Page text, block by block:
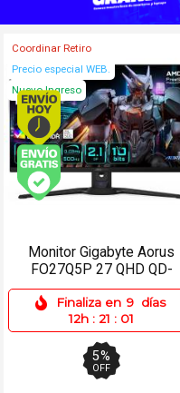
Coordinar Retiro
Precio especial WEB.
Nuevo Ingreso
Envío hoy.
Envío gratis (Ver
Monitor Gigabyte Aorus
FO27Q5P 27 QHD QD-
OLED 500Hz 0.03ms
Finaliza en 9 días
12h : 21 : 01
5%
OFF